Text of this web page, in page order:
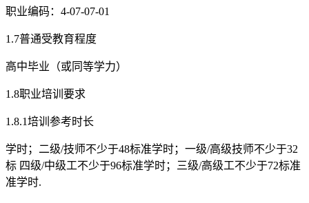
职业编码：4-07-07-01
1.7普通受教育程度
高中毕业（或同等学力）
1.8职业培训要求
1.8.1培训参考时长
学时；二级/技师不少于48标准学时；一级/高级技师不少于32
标 四级/中级工不少于96标准学时；三级/高级工不少于72标准
准学时.